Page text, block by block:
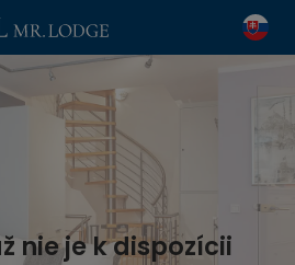
nie je k dispozícii